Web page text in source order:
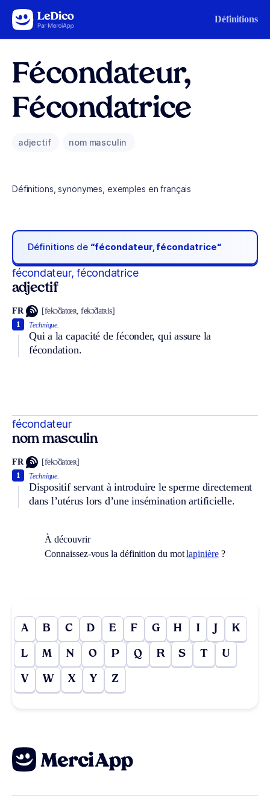
Aller au contenu Définitions
Fécondateur,
Fécondatrice
adjectif nom masculin
Définitions, synonymes, exemples en français
Définitions de “fécondateur, fécondatrice“
fécondateur, fécondatrice
adjectif
FR [fekɔ̃datœʀ, fekɔ̃datʀis]
Technique.
Qui a la capacité de féconder, qui assure la
fécondation.
1
fécondateur
nom masculin
FR [fekɔ̃datœʀ]
Technique.
Dispositif servant à introduire le sperme directement
dans l’utérus lors d’une insémination artificielle.
1
À découvrir
Connaissez-vous la définition du motlapinière?
A B C D E F G H I J K
L M N O P Q R S T U
V W X Y Z